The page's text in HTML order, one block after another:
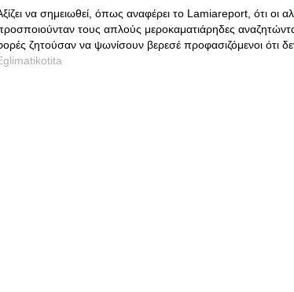
να σημειωθεί, όπως αναφέρει το Lamiareport, ότι οι
τους απλούς μεροκαματιάρηδες
ζητούσαν να ψωνίσουν βερεσέ προφασιζόμενοι ότι